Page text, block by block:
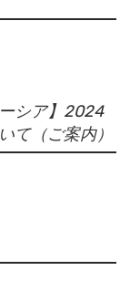
シア】2024
て（ご案内）